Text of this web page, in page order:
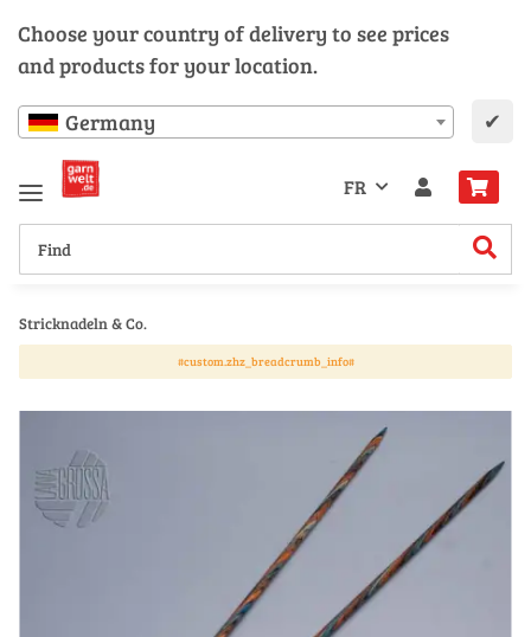
Choose your country of delivery to see prices
and products for your location.
Germany ✔
FR
Stricknadeln & Co.
#custom.zhz_breadcrumb_info#